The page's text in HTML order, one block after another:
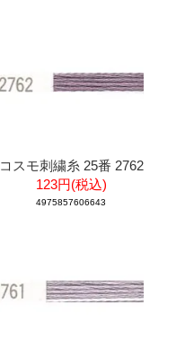
コスモ刺繍糸 25番 2762
123円(税込)
4975857606643